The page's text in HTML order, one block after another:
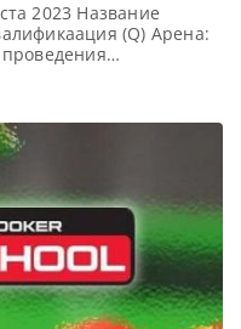
2023 Название
(Q) Арена:
Шилдс, Англия,
Турнирная сетка